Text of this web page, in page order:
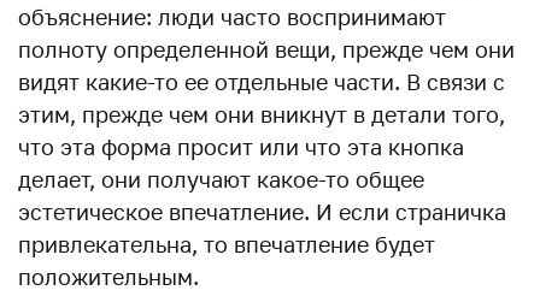
объяснение: люди часто воспринимают
полноту определенной вещи, прежде чем они
видят какие-то ее отдельные части. В связи с
этим, прежде чем они вникнут в детали того,
что эта форма просит или что эта кнопка
делает, они получают какое-то общее
эстетическое впечатление. И если страничка
привлекательна, то впечатление будет
положительным.